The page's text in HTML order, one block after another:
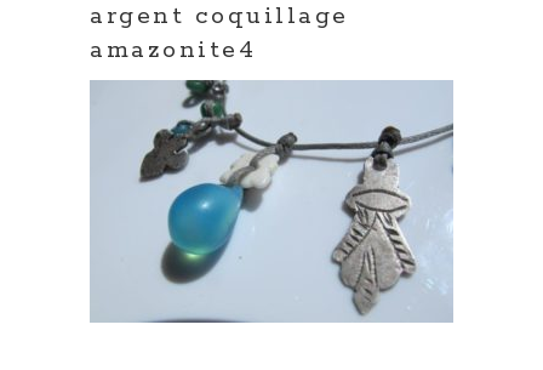
argent coquillage
amazonite4